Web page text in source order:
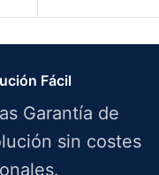
Fácil
Garantía de
sin costes